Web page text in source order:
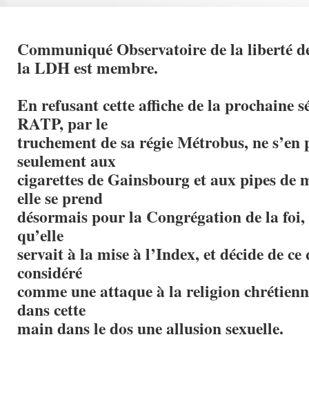
Communiqué Observatoire de la liberté
la LDH est membre.
En refusant cette affiche de la prochaine
RATP, par le
truchement de sa régie Métrobus, ne s’en
seulement aux
cigarettes de Gainsbourg et aux pipes de
elle se prend
désormais pour la Congrégation de la
qu’elle
servait à la mise à l’Index, et décide de
considéré
comme une attaque à la religion
dans cette
main dans le dos une allusion sexuelle.